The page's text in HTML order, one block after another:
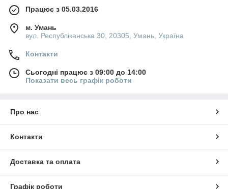
Працює з 05.03.2016
м. Умань
вул. Республіканська 30, 20305, Умань, Україна
Контакти
Сьогодні працює з 09:00 до 14:00
Показати весь графік роботи
Про нас
Контакти
Доставка та оплата
Графік роботи